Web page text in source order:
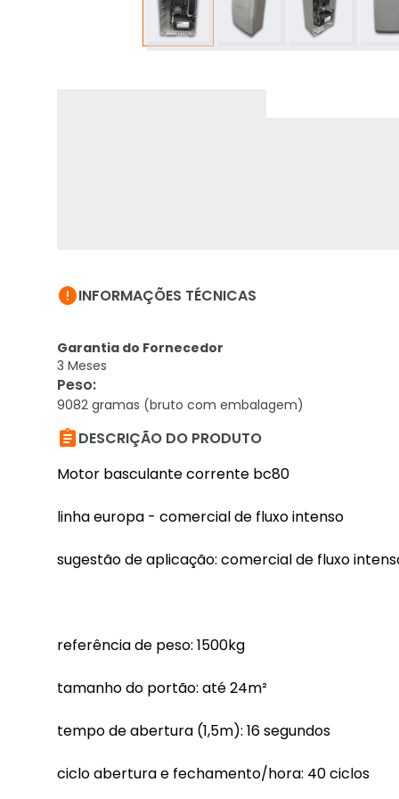
INFORMAÇÕES TÉCNICAS
Garantia do Fornecedor
3 Meses
Peso:
9082 gramas (bruto com embalagem)
DESCRIÇÃO DO PRODUTO
Motor basculante corrente bc80
linha europa - comercial de fluxo intenso
sugestão de aplicação: comercial de fluxo
referência de peso: 1500kg
tamanho do portão: até 24m²
tempo de abertura (1,5m): 16 segundos
ciclo abertura e fechamento/hora: 40 ciclos